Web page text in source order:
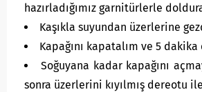
hazırladığımız garnitürlerle
Kaşıkla suyundan üzerlerine
Kapağını kapatalım ve 5
Soğuyana kadar kapağını
sonra üzerlerini kıyılmış dereotu